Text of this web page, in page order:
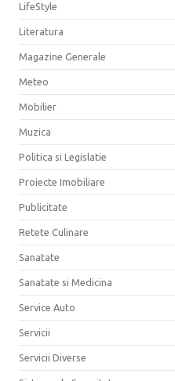
LifeStyle
Literatura
Magazine Generale
Meteo
Mobilier
Muzica
Politica si Legislatie
Proiecte Imobiliare
Publicitate
Retete Culinare
Sanatate
Sanatate si Medicina
Service Auto
Servicii
Servicii Diverse